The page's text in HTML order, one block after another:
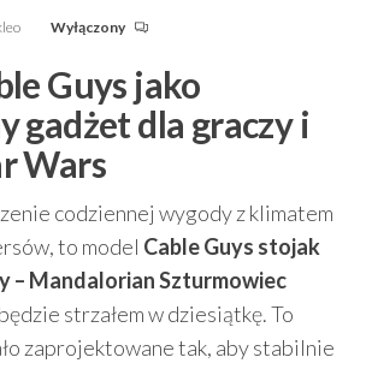
Wyłączony
Guys jako
gadżet dla graczy i
Wars
codziennej wygody z klimatem
to model Cable Guys stojak
– Mandalorian Szturmowiec
będzie strzałem w dziesiątkę. To
zaprojektowane tak, aby stabilnie